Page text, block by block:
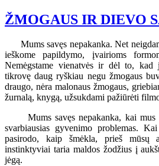
ŽMOGAUS IR DIEVO
Mums savęs nepakanka. Net
ieškome papildymo, įvairioms
Nemėgstame vienatvės ir dėl to, kad
tikrovę daug ryškiau negu žmogaus
draugo, nėra malonaus žmogaus,
žurnalą, knygą, užsukdami pažiūrėti
Mums savęs nepakanka, kai mus
svarbiausias gyvenimo problemas.
pasirodo, kaip šmėkla, prieš mūsų
instinktyviai taria maldos žodžius į
jėgą.